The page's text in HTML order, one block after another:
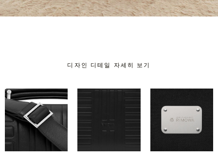
디자인 디테일 자세히 보기